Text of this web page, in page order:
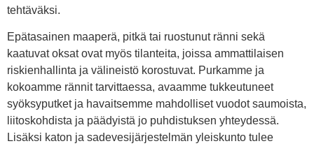
tehtäväksi.
Epätasainen maaperä, pitkä tai ruostunut ränni sekä
kaatuvat oksat ovat myös tilanteita, joissa ammattilaisen
riskienhallinta ja välineistö korostuvat. Purkamme ja
kokoamme rännit tarvittaessa, avaamme tukkeutuneet
syöksyputket ja havaitsemme mahdolliset vuodot saumoista,
liitoskohdista ja päädyistä jo puhdistuksen yhteydessä.
Lisäksi katon ja sadevesijärjestelmän yleiskunto tulee